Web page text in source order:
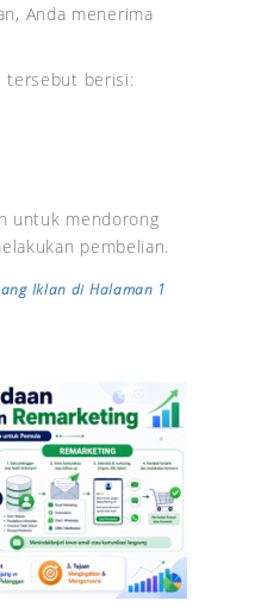
Anda menerima
tersebut berisi:
untuk mendorong
pembelian.
Iklan di Halaman 1